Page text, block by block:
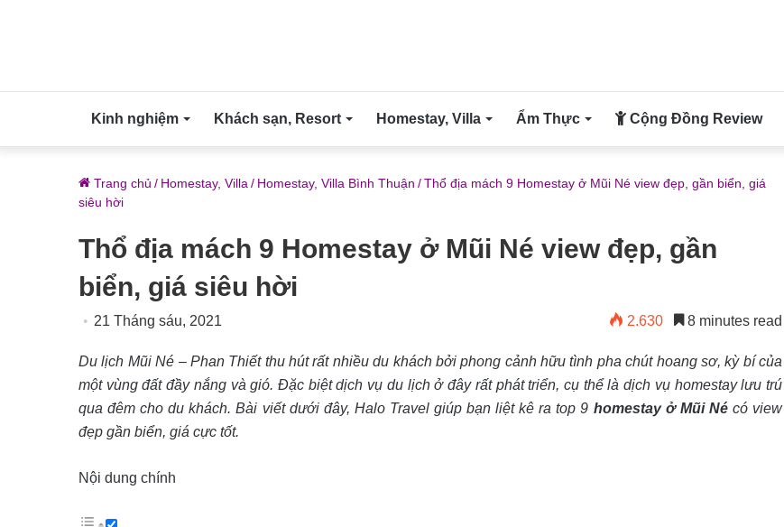
Kinh nghiệm Khách sạn, Resort Homestay, Villa Ẩm Thực Cộng Đồng Review
Trang chủ / Homestay, Villa / Homestay, Villa Bình Thuận /Thổ địa mách 9 Homestay ở Mũi Né view đẹp, gần biển, giá
siêu hời
Thổ địa mách 9 Homestay ở Mũi Né view đẹp, gần
biển, giá siêu hời
21 Tháng sáu, 2021 2.630 8 minutes read
Du lịch Mũi Né – Phan Thiết thu hút rất nhiều du khách bởi phong cảnh hữu tình pha chút hoang sơ, kỳ bí của
một vùng đất đầy nắng và gió. Đặc biệt dịch vụ du lịch ở đây rất phát triển, cụ thể là dịch vụ homestay lưu trú
qua đêm cho du khách. Bài viết dưới đây, Halo Travel giúp bạn liệt kê ra top 9 homestay ở Mũi Nécó view
đẹp gần biển, giá cực tốt.
Nội dung chính